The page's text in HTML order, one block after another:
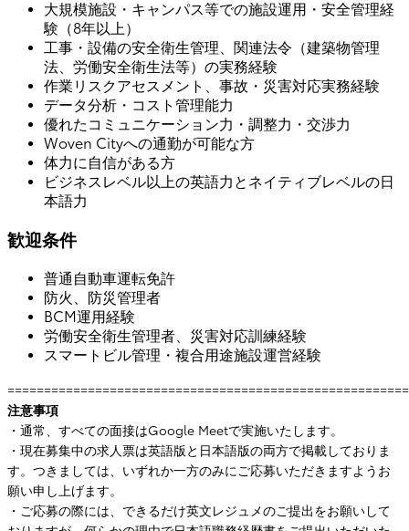
大規模施設・キャンパス等での施設運用・安全管理経
験（8年以上）
工事・設備の安全衛生管理、関連法令（建築物管理
法、労働安全衛生法等）の実務経験
作業リスクアセスメント、事故・災害対応実務経験
データ分析・コスト管理能力
優れたコミュニケーション力・調整力・交渉力
Woven Cityへの通勤が可能な方
体力に自信がある方
ビジネスレベル以上の英語力とネイティブレベルの日
本語力
歓迎条件
普通自動車運転免許
防火、防災管理者
BCM運用経験
労働安全衛生管理者、災害対応訓練経験
スマートビル管理・複合用途施設運営経験
注意事項
・通常、すべての面接はGoogle Meetで実施いたします。
・現在募集中の求人票は英語版と日本語版の両方で掲載しておりま
す。つきましては、いずれか一方のみにご応募いただきますようお
願い申し上げます。
・ご応募の際には、できるだけ英文レジュメのご提出をお願いして